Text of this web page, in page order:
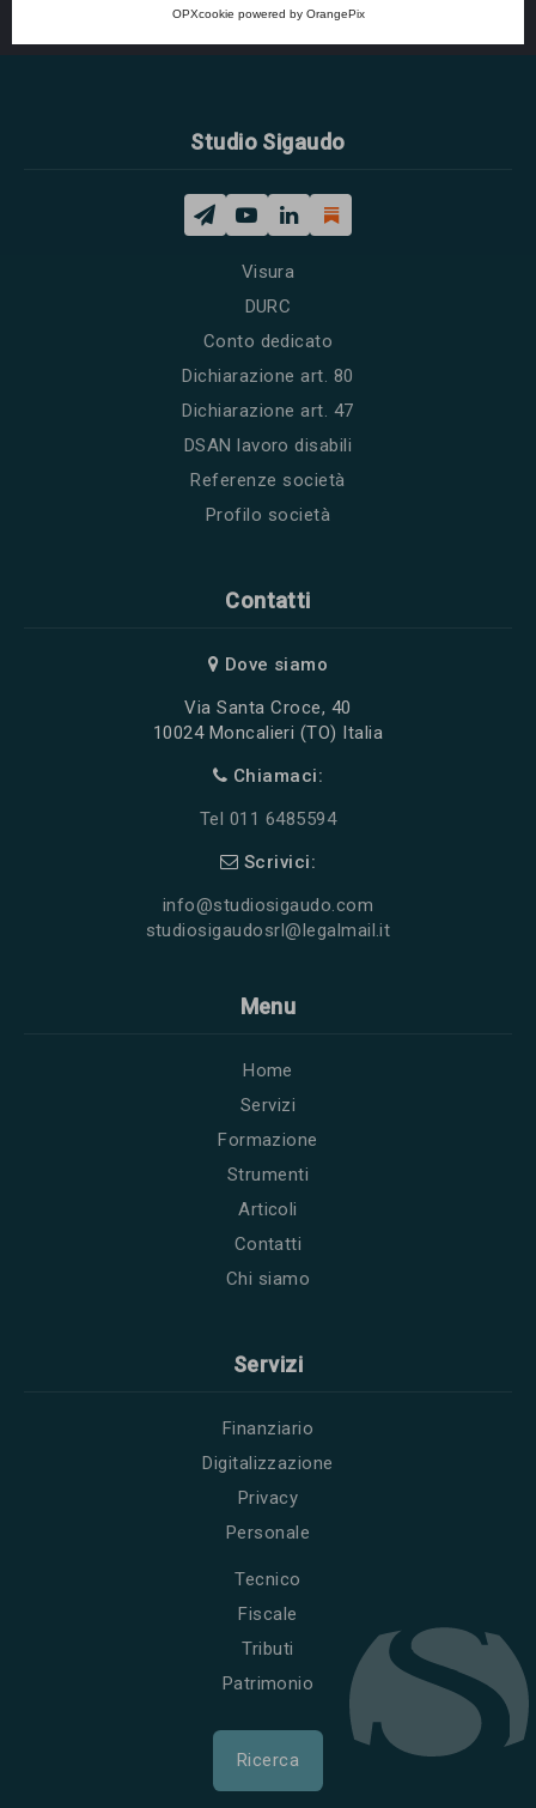
OPXcookie powered by OrangePix
Tutti gli orari sono
Studio Sigaudo
Visura
DURC
Conto dedicato
Dichiarazione art. 80
Dichiarazione art. 47
DSAN lavoro disabili
Referenze società
Profilo società
Contatti
Dove siamo
Via Santa Croce, 40
10024 Moncalieri (TO) Italia
Chiamaci:
Tel 011 6485594
Scrivici:
info@studiosigaudo.com
studiosigaudosrl@legalmail.it
Menu
Home
Servizi
Formazione
Strumenti
Articoli
Contatti
Chi siamo
Servizi
Finanziario
Digitalizzazione
Privacy
Personale
Tecnico
Fiscale
Tributi
Patrimonio
Ricerca